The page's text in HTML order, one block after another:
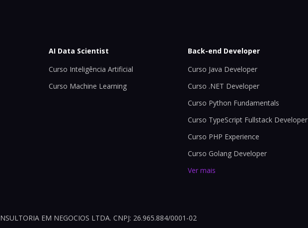
AI Data Scientist
Curso Inteligência Artificial
Curso Machine Learning
Back-end Developer
Curso Java Developer
Curso .NET Developer
Curso Python Fundamentals
Curso TypeScript Fullstack Developer
Curso PHP Experience
Curso Golang Developer
Ver mais
EM NEGOCIOS LTDA. CNPJ: 26.965.884/0001-02